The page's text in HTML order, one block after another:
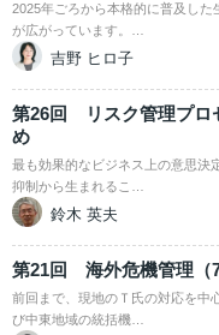
2025年ごろから本格的に普及した
が広がっています。…
吉野 ヒロ子
第26回 リスク管理プロ
め
最も効果的なビジネス上の意思決
抑制から生まれるこ…
鈴木 英夫
第21回 海外危機管理（7
前回まで、現地のＴ氏の対応を中
び中東地域の統括機…